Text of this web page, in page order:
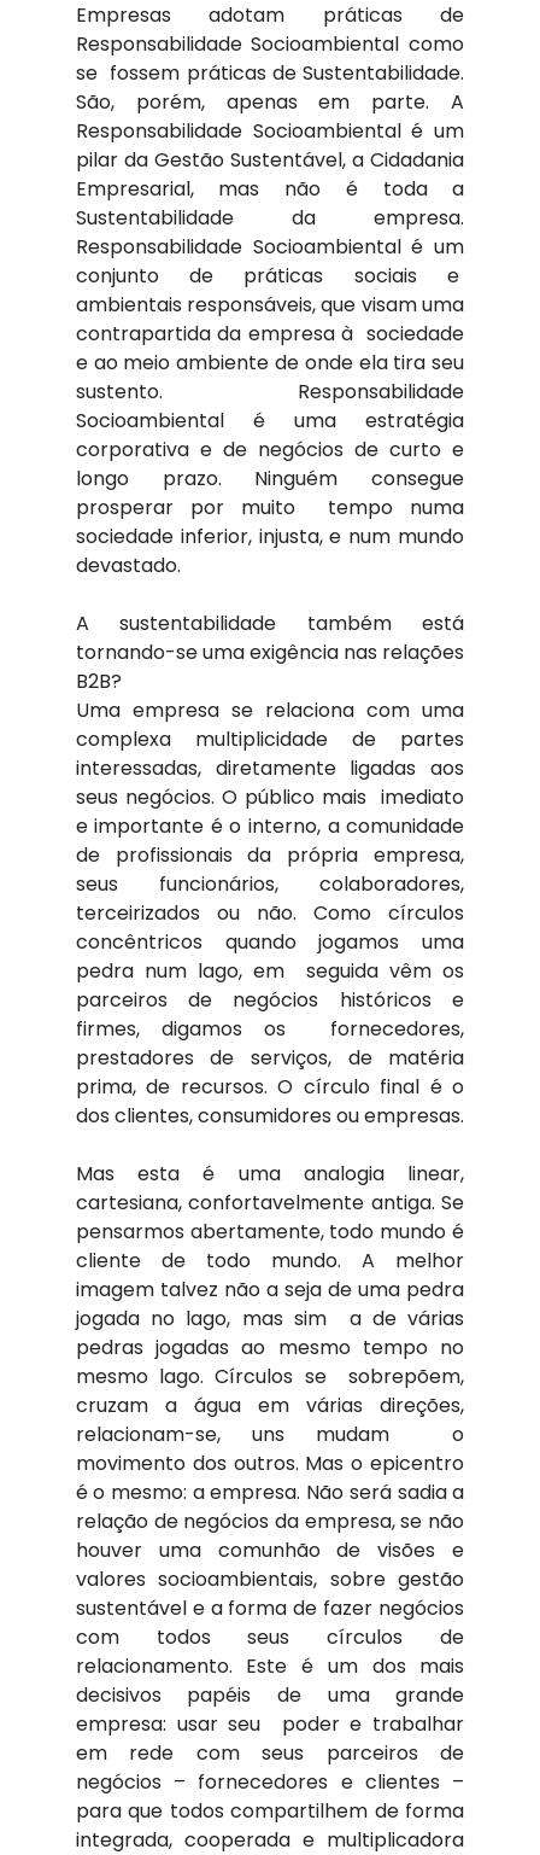
Empresas adotam práticas de
Responsabilidade Socioambiental como
se  fossem práticas de Sustentabilidade.
São, porém, apenas em parte. A
Responsabilidade Socioambiental é um
pilar da Gestão Sustentável, a Cidadania
Empresarial, mas não é toda a
Sustentabilidade da empresa.
Responsabilidade Socioambiental é um
conjunto de práticas sociais e
ambientais responsáveis, que visam uma
contrapartida da empresa à  sociedade
e ao meio ambiente de onde ela tira seu
sustento. Responsabilidade
Socioambiental é uma estratégia
corporativa e de negócios de curto e
longo prazo. Ninguém consegue
prosperar por muito  tempo numa
sociedade inferior, injusta, e num mundo
devastado.
A sustentabilidade também está
tornando-se uma exigência nas relações
B2B?
Uma empresa se relaciona com uma
complexa multiplicidade de partes
interessadas, diretamente ligadas aos
seus negócios. O público mais  imediato
e importante é o interno, a comunidade
de profissionais da própria empresa,
seus funcionários, colaboradores,
terceirizados ou não. Como círculos
concêntricos quando jogamos uma
pedra num lago, em  seguida vêm os
parceiros de negócios históricos e
firmes, digamos os  fornecedores,
prestadores de serviços, de matéria
prima, de recursos. O círculo final é o
dos clientes, consumidores ou empresas.
Mas esta é uma analogia linear,
cartesiana, confortavelmente antiga. Se
pensarmos abertamente, todo mundo é
cliente de todo mundo. A melhor
imagem talvez não a seja de uma pedra
jogada no lago, mas sim  a de várias
pedras jogadas ao mesmo tempo no
mesmo lago. Círculos se  sobrepõem,
cruzam a água em várias direções,
relacionam-se, uns mudam  o
movimento dos outros. Mas o epicentro
é o mesmo: a empresa. Não será sadia a
relação de negócios da empresa, se não
houver uma comunhão de visões e
valores socioambientais, sobre gestão
sustentável e a forma de fazer negócios
com todos seus círculos de
relacionamento. Este é um dos mais
decisivos papéis de uma grande
empresa: usar seu  poder e trabalhar
em rede com seus parceiros de
negócios – fornecedores e clientes –
para que todos compartilhem de forma
integrada, cooperada e multiplicadora